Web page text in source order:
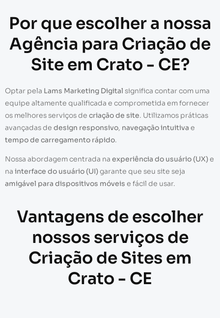
Por que escolher a nossa
Agência para Criação de
Site em Crato - CE?
Optar pela Lams Marketing Digital significa contar com uma
equipe altamente qualificada e comprometida em fornecer
os melhores serviços de criação de site. Utilizamos práticas
avançadas de design responsivo, navegação intuitiva e
tempo de carregamento rápido.
Nossa abordagem centrada na experiência do usuário (UX)e
na interface do usuário (UI)garante que seu site seja
amigável para dispositivos móveis e fácil de usar.
Vantagens de escolher
nossos serviços de
Criação de Sites em
Crato - CE